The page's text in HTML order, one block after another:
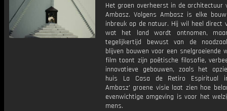
Het groen overheerst in de architectuur
Ambasz. Volgens Ambasz is elke
inbreuk op de natuur. Hij wil heel direct
wat het land wordt ontnomen,
tegelijkertijd bewust van de
blijven bouwen voor een snelgroeiende
film toont zijn poëtische filosofie,
innovatieve gebouwen, zoals het
huis La Casa de Retiro Espiritual
Ambasz' groene visie laat zien hoe
evenwichtige omgeving is voor het
mens.